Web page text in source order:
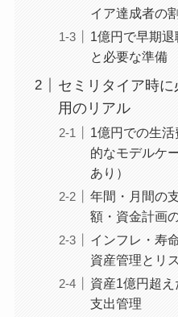
イア達成者の
1億円で早期
と必要な準備
セミリタイア時
用のリアル
1億円での生
的なモデルケ
あり）
年間・月間の
額・資金計画
インフレ・寿
資産管理とリ
資産1億円超
支出管理